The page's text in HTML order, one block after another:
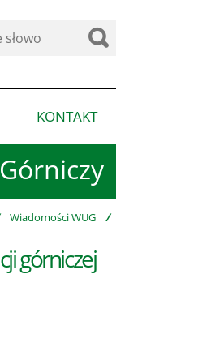
pokaż
podmenu
dla
pobrania”
KONTAKT
podmenu
Wiadomości WUG /
górniczej